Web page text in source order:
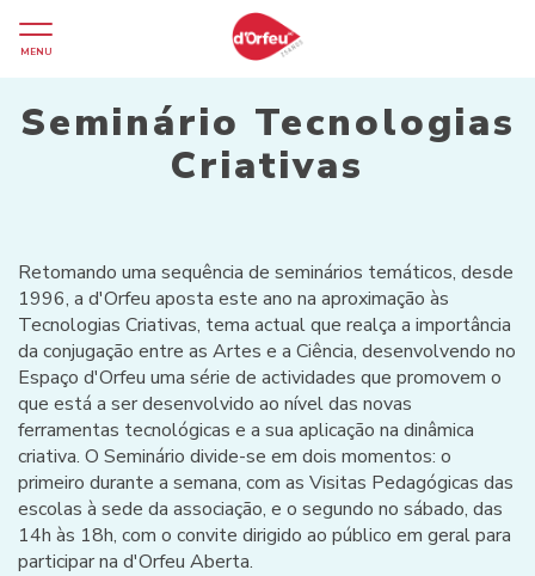
MENU
Seminário Tecnologias
Criativas
Retomando uma sequência de seminários temáticos, desde
1996, a d'Orfeu aposta este ano na aproximação às
Tecnologias Criativas, tema actual que realça a importância
da conjugação entre as Artes e a Ciência, desenvolvendo no
Espaço d'Orfeu uma série de actividades que promovem o
que está a ser desenvolvido ao nível das novas
ferramentas tecnológicas e a sua aplicação na dinâmica
criativa. O Seminário divide-se em dois momentos: o
primeiro durante a semana, com as Visitas Pedagógicas das
escolas à sede da associação, e o segundo no sábado, das
14h às 18h, com o convite dirigido ao público em geral para
participar na d'Orfeu Aberta.